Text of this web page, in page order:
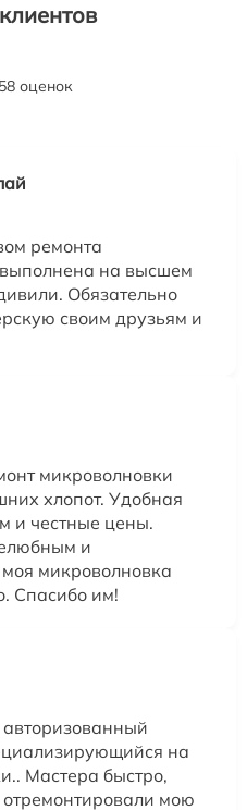
оценок
ремонта
на высшем
Обязательно
своим друзьям и
микроволновки
хлопот. Удобная
и честные цены.
и
микроволновка
Спасибо им!
на
Мастера быстро,
отремонтировали мою